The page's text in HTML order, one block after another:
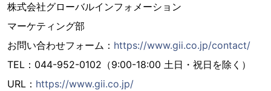
株式会社グローバルインフォメーション
マーケティング部
お問い合わせフォーム： https://www.gii.co.jp/contact/
TEL：044-952-0102（9:00-18:00 土日・祝日を除く）
URL： https://www.gii.co.jp/